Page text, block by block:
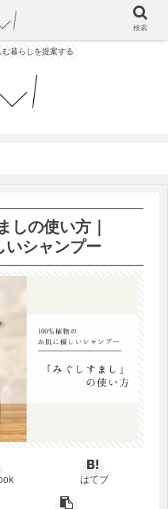
む暮らしを提案する
しの使い方｜
いシャンプー
はてブ
検索